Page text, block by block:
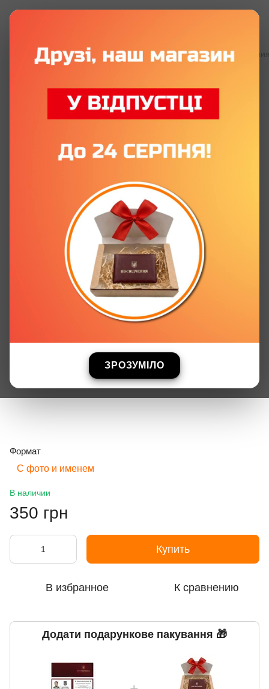
ЗРОЗУМІЛО
Все бумажные удостоверения Все бумажные
«Заслуженный Задрот Украины» с
фото и именем
Формат
С фото и именем
В наличии
350 грн
Купить
В избранное К сравнению
Додати подарункове пакування 🎁